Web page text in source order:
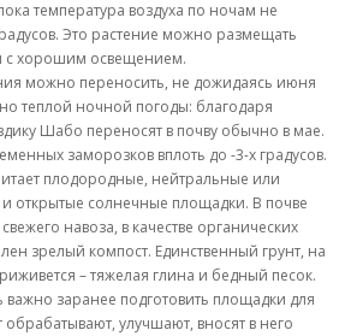
температура воздуха по ночам не
Это растение можно размещать
с хорошим освещением.
можно переносить, не дожидаясь июня
теплой ночной погоды: благодаря
Шабо переносят в почву обычно в мае.
заморозков вплоть до -3-х градусов.
плодородные, нейтральные или
открытые солнечные площадки. В почве
навоза, в качестве органических
зрелый компост. Единственный грунт, на
– тяжелая глина и бедный песок.
важно заранее подготовить площадки для
обрабатывают, улучшают, вносят в него